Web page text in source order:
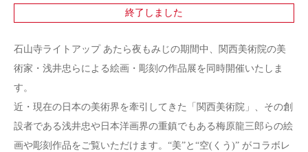
終了しました
石山寺ライトアップ あたら夜もみじの期間中、関西美術院の美
術家・浅井忠らによる絵画・彫刻の作品展を同時開催いたしま
す。
近・現在の日本の美術界を牽引してきた「関西美術院」、その創
設者である浅井忠や日本洋画界の重鎮でもある梅原龍三郎らの絵
画や彫刻作品をご覧いただけます。“美”と“空(くう)” がコラボレ